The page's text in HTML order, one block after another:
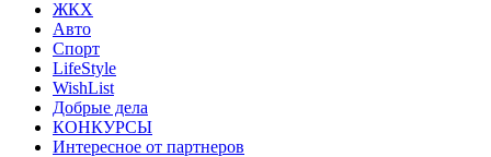
ЖКХ
Авто
Спорт
LifeStyle
WishList
Добрые дела
КОНКУРСЫ
Интересное от партнеров